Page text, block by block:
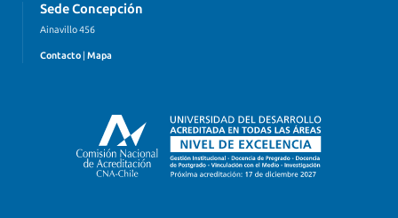
Sede Concepción
Ainavillo 456
Contacto | Mapa